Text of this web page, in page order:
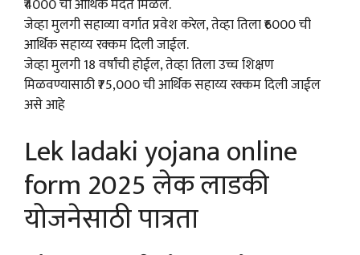
₹4000 ची आर्थिक मदत मिळेल.
जेव्हा मुलगी सहाव्या वर्गात प्रवेश करेल, तेव्हा तिला ₹6000 ची
आर्थिक सहाय्य रक्कम दिली जाईल.
जेव्हा मुलगी 18 वर्षांची होईल, तेव्हा तिला उच्च शिक्षण
मिळवण्यासाठी ₹75,000 ची आर्थिक सहाय्य रक्कम दिली जाईल
असे आहे
Lek ladaki yojana online
form 2025 लेक लाडकी
योजनेसाठी पात्रता